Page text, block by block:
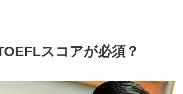
スコアが必須？